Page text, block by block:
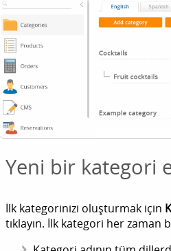
Yeni bir kategori
İlk kategorinizi oluşturmak için
tıklayın. İlk kategori her zaman